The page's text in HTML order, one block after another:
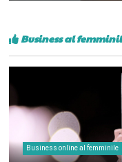
Business al
Business online al femminile